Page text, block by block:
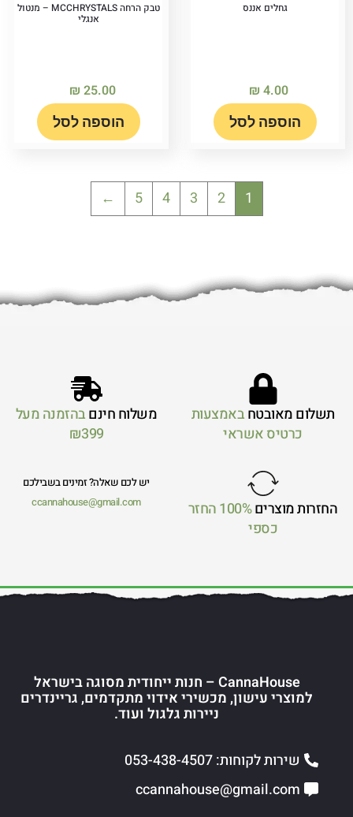
גחלים אננס
₪ 4.00
הוספה לסל
טבק הרחה MCCHRYSTALS – מנטול
אנגלי
₪ 25.00
הוספה לסל
1
2
3
4
5
←
תשלום מאובטחבאמצעות
כרטיס אשראי
משלוח חינםבהזמנה מעל
₪399
החזרות מוצרים
100% החזר
כספי
יש לכם שאלה? זמינים בשבילכם
ccannahouse@gmail.com
CannaHouse – חנות ייחודית מסוגה בישראל
למוצרי עישון, מכשירי אידוי מתקדמים, גריינדרים
ניירות גלגול ועוד.
שירות לקוחות: 053-438-4507
ccannahouse@gmail.com